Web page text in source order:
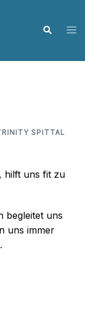
SPITTAL
hilft uns fit zu
begleitet uns
uns immer